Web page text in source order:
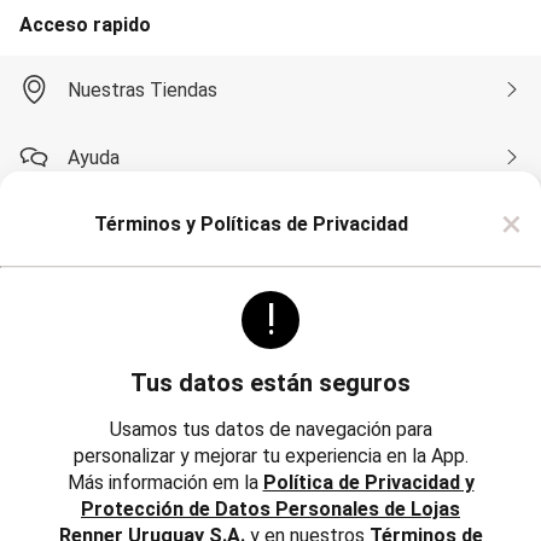
Moda Playa
Bikini Top
Cartera y Mochilas
Esteras
Flotadores
Monte su Bikini
Salidas de Playa
Corta y Media
Jean y Sarga
Acceso rapido
Nuestras Tiendas
Ayuda
Compra por WhatsApp
Trabaja con Nosotros
Inversores
Reglamentos, Política de Cambios y Devoluciones
Términos y Políticas de Privacidad ×
!
Tus datos están seguros
Usamos tus datos de navegación para
personalizar y mejorar tu experiencia en la App.
Más información em la Política de Privacidad y
Protección de Datos Personales de Lojas
Renner Uruguay S.A.y en nuestros Términos de